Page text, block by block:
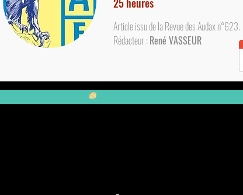
Article issu de la Revue des Audax n°623.
Rédacteur : René VASSEUR